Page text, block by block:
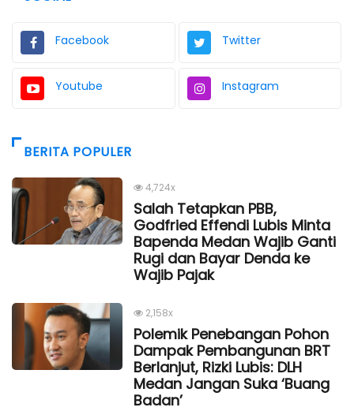
Facebook Twitter
Youtube Instagram
BERITA POPULER
4,724x
Salah Tetapkan PBB,
Godfried Effendi Lubis Minta
Bapenda Medan Wajib Ganti
Rugi dan Bayar Denda ke
Wajib Pajak
2,158x
Polemik Penebangan Pohon
Dampak Pembangunan BRT
Berlanjut, Rizki Lubis: DLH
Medan Jangan Suka ‘Buang
Badan’